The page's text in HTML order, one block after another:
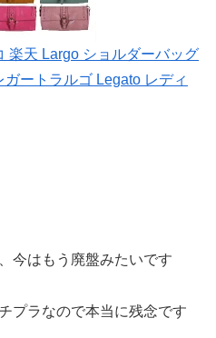
楽天 Largo ショルダーバッグ
ートラルゴ Legato レディ
今はもう廃盤みたいです
プラなので本当に残念です